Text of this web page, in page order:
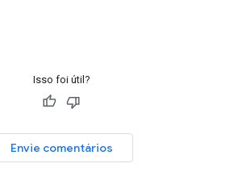
Isso foi útil?
Envie comentários